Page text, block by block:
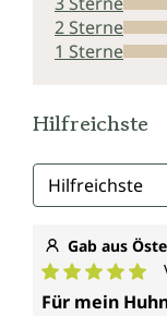
2 Sterne
1 Sterne
Hilfreichste
Gab aus
Für mein